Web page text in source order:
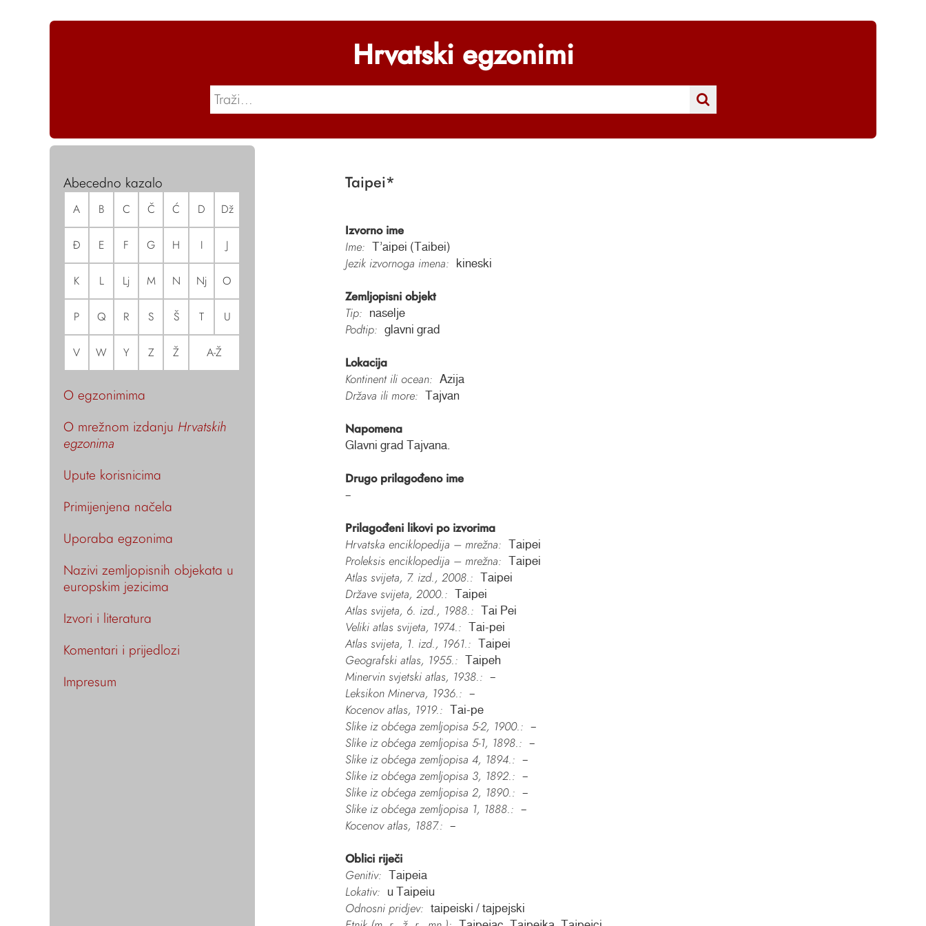
Hrvatski egzonimi
Abecedno kazalo
A B C Č Ć D Dž
Đ E F G H I J
K L Lj M N Nj O
P Q R S Š T U
V W Y Z Ž A-Ž
O egzonimima
O mrežnom izdanju Hrvatskih
egzonima
Upute korisnicima
Primijenjena načela
Uporaba egzonima
Nazivi zemljopisnih objekata u
europskim jezicima
Izvori i literatura
Komentari i prijedlozi
Impresum
Taipei*
Izvorno ime
Ime:
T’aipei (Taibei)
Jezik izvornoga imena: kineski
Zemljopisni objekt
Tip:
naselje
Podtip: glavni grad
Lokacija
Kontinent ili ocean:
Azija
Država ili more: Tajvan
Napomena
Glavni grad Tajvana.
Drugo prilagođeno ime
–
Prilagođeni likovi po izvorima
Hrvatska enciklopedija – mrežna:
Taipei
Proleksis enciklopedija – mrežna: Taipei
Atlas svijeta, 7. izd., 2008.: Taipei
Države svijeta, 2000.: Taipei
Atlas svijeta, 6. izd., 1988.: Tai Pei
Veliki atlas svijeta, 1974.: Tai-pei
Atlas svijeta, 1. izd., 1961.: Taipei
Geografski atlas, 1955.: Taipeh
Minervin svjetski atlas, 1938.: –
Leksikon Minerva, 1936.: –
Kocenov atlas, 1919.: Tai-pe
Slike iz obćega zemljopisa 5-2, 1900.: –
Slike iz obćega zemljopisa 5-1, 1898.: –
Slike iz obćega zemljopisa 4, 1894.: –
Slike iz obćega zemljopisa 3, 1892.: –
Slike iz obćega zemljopisa 2, 1890.: –
Slike iz obćega zemljopisa 1, 1888.: –
Kocenov atlas, 1887.: –
Oblici riječi
Genitiv:
Taipeia
Lokativ: u Taipeiu
Odnosni pridjev: taipeiski / tajpejski